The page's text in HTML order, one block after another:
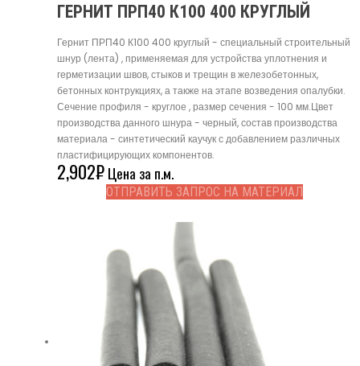
ГЕРНИТ ПРП40 К100 400 КРУГЛЫЙ
Гернит ПРП40 К100 400 круглый - специальный строительный
шнур (лента) , применяемая для устройства уплотнения и
герметизации швов, стыков и трещин в железобетонных,
бетонных контрукциях, а также на этапе возведения опалубки.
Сечение профиля - круглое , размер сечения - 100 мм.Цвет
производства данного шнура - черный, состав производства
материала - синтетический каучук с добавлением различных
пластифицирующих компонентов.
2,902₽Цена за п.м.
ОТПРАВИТЬ ЗАПРОС НА МАТЕРИАЛ